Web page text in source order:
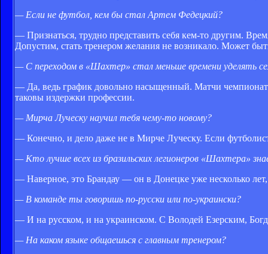
— Если не футбол, кем бы стал Артем Федецкий?
— Признаться, трудно представить себя кем-то другим.
Допустим, стать тренером желания не возникало. Может
— С переходом в «Шахтер» стал меньше времени уделять
— Да, ведь график довольно насыщенный. Матчи
таковы издержки профессии.
— Мирча Луческу научил тебя чему-то новому?
— Конечно, и дело даже не в Мирче Луческу. Если футболист
— Кто лучше всех из бразильских легионеров «Шахтера»
— Наверное, это Брандау — он в Донецке уже несколько
— В команде ты говоришь по-русски или по-украински?
— И на русском, и на украинском. С Володей Езерским,
— На каком языке общаешься с главным тренером?